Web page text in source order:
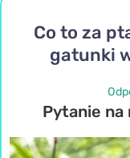
Co to za
gatunki
Pytanie na